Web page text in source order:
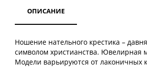
ОПИСАНИЕ
Ношение нательного крестика –
символом христианства. Ювелирная
Модели варьируются от лаконичных